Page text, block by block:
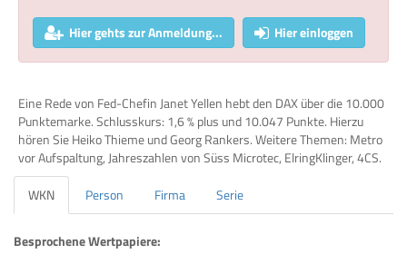
Hier gehts zur Anmeldung... Hier einloggen
Eine Rede von Fed-Chefin Janet Yellen hebt den DAX über die 10.000
Punktemarke. Schlusskurs: 1,6 % plus und 10.047 Punkte. Hierzu
hören Sie Heiko Thieme und Georg Rankers. Weitere Themen: Metro
vor Aufspaltung, Jahreszahlen von Süss Microtec, ElringKlinger, 4CS.
WKN
Person Firma Serie
Besprochene Wertpapiere: